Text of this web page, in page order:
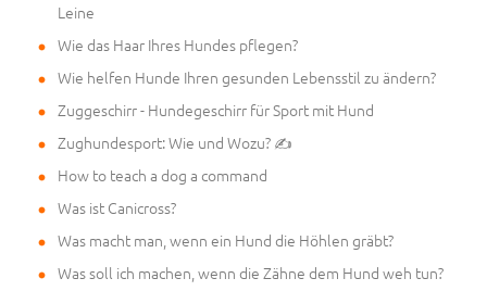
Leine
Wie das Haar Ihres Hundes pflegen?
Wie helfen Hunde Ihren gesunden Lebensstil zu ändern?
Zuggeschirr - Hundegeschirr für Sport mit Hund
Zughundesport: Wie und Wozu? ✍
How to teach a dog a command
Was ist Canicross?
Was macht man, wenn ein Hund die Höhlen gräbt?
Was soll ich machen, wenn die Zähne dem Hund weh tun?